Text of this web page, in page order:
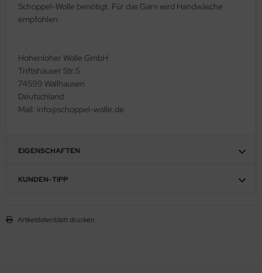
Schoppel-Wolle benötigt. Für das Garn wird Handwäsche
empfohlen.
Hohenloher Wolle GmbH
Triftshäuser Str.5
74599 Wallhausen
Deutschland
Mail: info@schoppel-wolle.de
EIGENSCHAFTEN
KUNDEN-TIPP
Artikeldatenblatt drucken